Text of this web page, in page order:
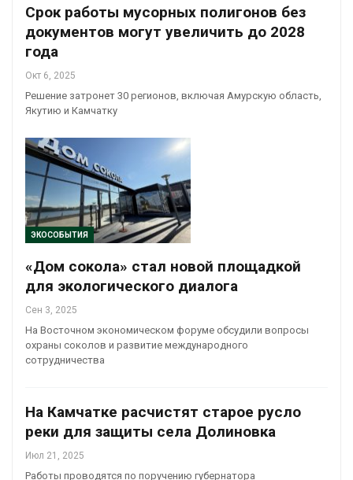
Срок работы мусорных полигонов без
документов могут увеличить до 2028
года
Окт 6, 2025
Решение затронет 30 регионов, включая Амурскую область,
Якутию и Камчатку
ЭКОСОБЫТИЯ
«Дом сокола» стал новой площадкой
для экологического диалога
Сен 3, 2025
На Восточном экономическом форуме обсудили вопросы
охраны соколов и развитие международного
сотрудничества
На Камчатке расчистят старое русло
реки для защиты села Долиновка
Июл 21, 2025
Работы проводятся по поручению губернатора